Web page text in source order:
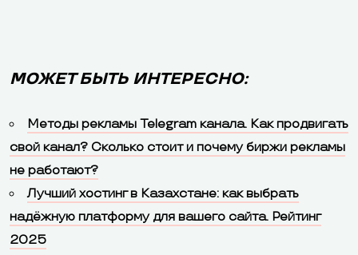
МОЖЕТ БЫТЬ ИНТЕРЕСНО:
Методы рекламы Telegram канала. Как продвигать
свой канал? Сколько стоит и почему биржи рекламы
не работают?
Лучший хостинг в Казахстане: как выбрать
надёжную платформу для вашего сайта. Рейтинг
2025